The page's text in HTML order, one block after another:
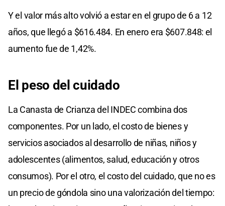
Y el valor más alto volvió a estar en el grupo de 6 a 12
años, que llegó a $616.484. En enero era $607.848: el
aumento fue de 1,42%.
El peso del cuidado
La Canasta de Crianza del INDEC combina dos
componentes. Por un lado, el costo de bienes y
servicios asociados al desarrollo de niñas, niños y
adolescentes (alimentos, salud, educación y otros
consumos). Por el otro, el costo del cuidado, que no es
un precio de góndola sino una valorización del tiempo: